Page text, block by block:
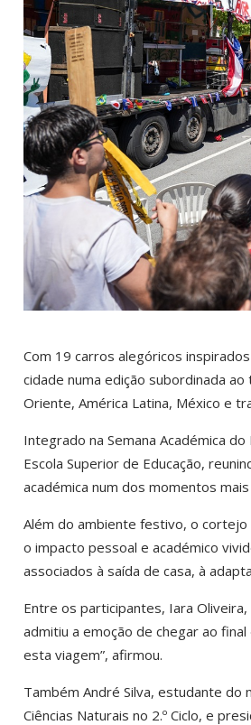
Com 19 carros alegóricos
cidade numa edição subordinada
Oriente, América Latina, México e
Integrado na Semana Académica
Escola Superior de Educação,
académica num dos momentos
Além do ambiente festivo, o
o impacto pessoal e académico
associados à saída de casa, à
Entre os participantes, Iara
admitiu a emoção de chegar ao
esta viagem”, afirmou.
Também André Silva, estudante do
Ciências Naturais no 2.º Ciclo, e